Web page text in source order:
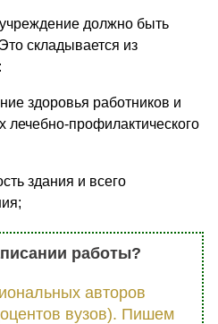
должно быть
складывается из
здоровья работников и
лечебно-профилактического
здания и всего
работы?
авторов
вузов). Пишем